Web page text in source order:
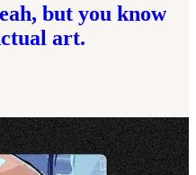
but you know
art.